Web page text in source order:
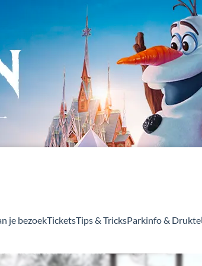
je bezoekTicketsTips & TricksParkinfo & Drukte